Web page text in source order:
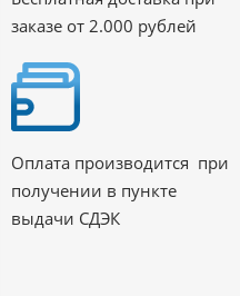
заказе от 2.000 рублей
Оплата производится при
получении в пункте
выдачи СДЭК